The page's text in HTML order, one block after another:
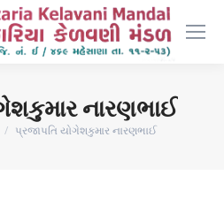
નારણભાઈ
પ્રજાપતિ યોગેશકુમાર નારણભાઈ